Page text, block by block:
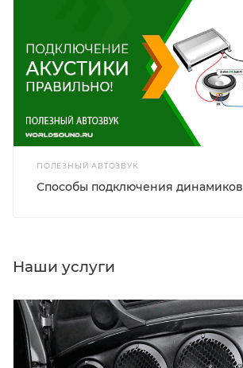
ПОЛЕЗНЫЙ АВТОЗВУК
Способы подключения динамиков
Наши услуги